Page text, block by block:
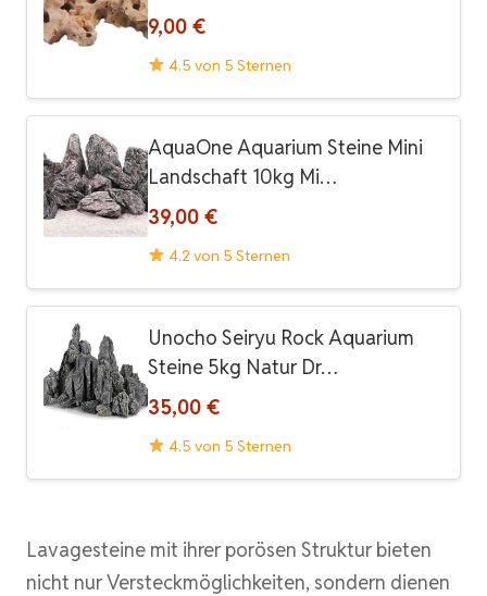
9,00 €
4.5 von 5 Sternen
AquaOne Aquarium Steine Mini
Landschaft 10kg Mi…
39,00 €
4.2 von 5 Sternen
Unocho Seiryu Rock Aquarium
Steine 5kg Natur Dr…
35,00 €
4.5 von 5 Sternen
Lavagesteine mit ihrer porösen Struktur bieten
nicht nur Versteckmöglichkeiten, sondern dienen